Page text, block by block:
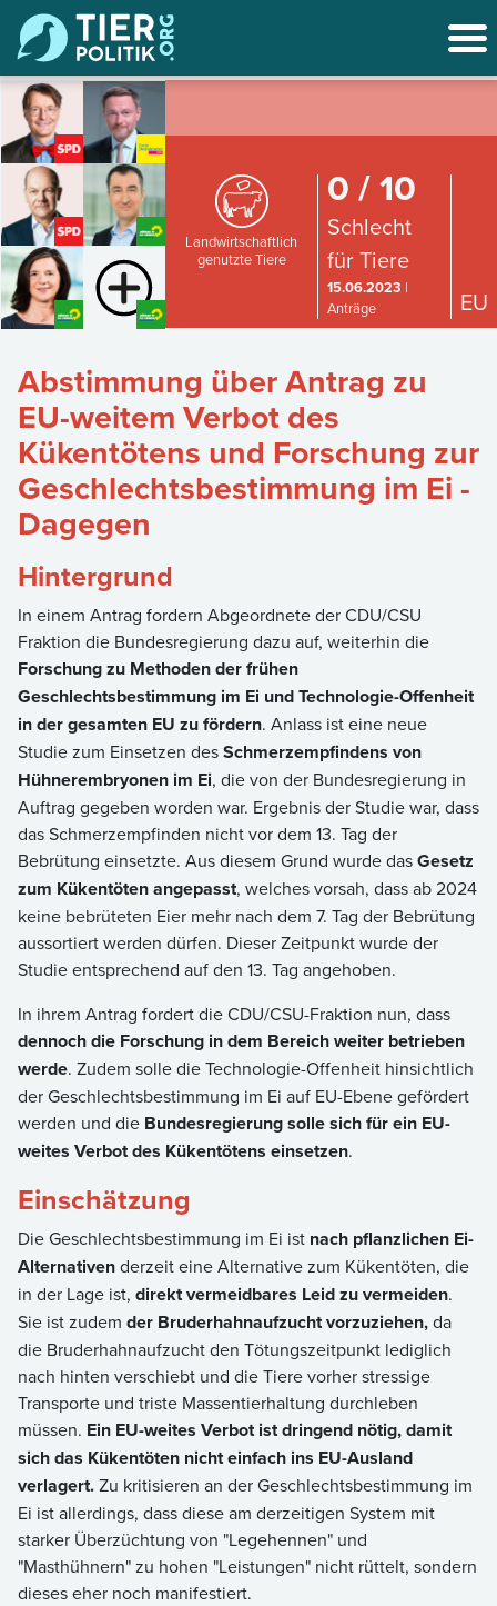
Landwirtschaftlich
genutzte Tiere
0 / 10
Schlecht
für Tiere
15.06.2023 |
Anträge
EU
Abstimmung über Antrag zu
EU-weitem Verbot des
Kükentötens und Forschung zur
Geschlechtsbestimmung im Ei -
Dagegen
Hintergrund
In einem Antrag fordern Abgeordnete der CDU/CSU
Fraktion die Bundesregierung dazu auf, weiterhin die
Forschung zu Methoden der frühen
Geschlechtsbestimmung im Ei und Technologie-Offenheit
in der gesamten EU zu fördern. Anlass ist eine neue
Studie zum Einsetzen desSchmerzempfindens von
Hühnerembryonen im Ei, die von der Bundesregierung in
Auftrag gegeben worden war. Ergebnis der Studie war, dass
das Schmerzempfinden nicht vor dem 13. Tag der
Bebrütung einsetzte. Aus diesem Grund wurde dasGesetz
zum Kükentöten angepasst, welches vorsah, dass ab 2024
keine bebrüteten Eier mehr nach dem 7. Tag der Bebrütung
aussortiert werden dürfen. Dieser Zeitpunkt wurde der
Studie entsprechend auf den 13. Tag angehoben.
In ihrem Antrag fordert die CDU/CSU-Fraktion nun, dass
dennoch die Forschung in dem Bereich weiter betrieben
werde. Zudem solle die Technologie-Offenheit hinsichtlich
der Geschlechtsbestimmung im Ei auf EU-Ebene gefördert
werden und die Bundesregierung solle sich für ein EU-
weites Verbot des Kükentötens einsetzen.
Einschätzung
Die Geschlechtsbestimmung im Ei ist nach pflanzlichen Ei-
Alternativenderzeit eine Alternative zum Kükentöten, die
in der Lage ist, direkt vermeidbares Leid zu vermeiden.
Sie ist zudem der Bruderhahnaufzucht vorzuziehen,da
die Bruderhahnaufzucht den Tötungszeitpunkt lediglich
nach hinten verschiebt und die Tiere vorher stressige
Transporte und triste Massentierhaltung durchleben
müssen. Ein EU-weites Verbot ist dringend nötig, damit
sich das Kükentöten nicht einfach ins EU-Ausland
verlagert.Zu kritisieren an der Geschlechtsbestimmung im
Ei ist allerdings, dass diese am derzeitigen System mit
starker Überzüchtung von "Legehennen" und
"Masthühnern" zu hohen "Leistungen" nicht rüttelt, sondern
dieses eher noch manifestiert.